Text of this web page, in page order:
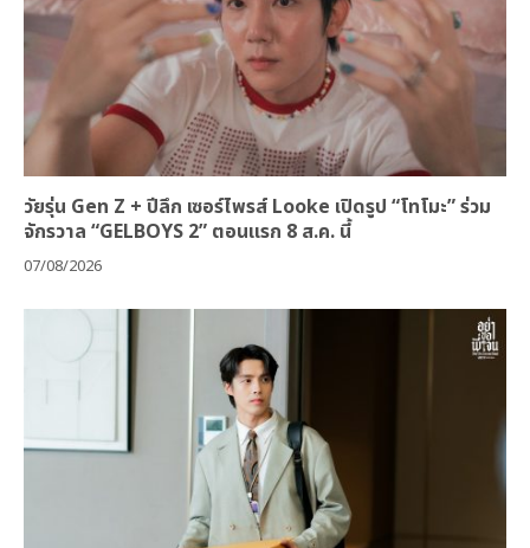
วัยรุ่น Gen Z + ปีลึก เซอร์ไพรส์ Looke เปิดรูป “โทโมะ” ร่วม
จักรวาล “GELBOYS 2” ตอนแรก 8 ส.ค. นี้
07/08/2026